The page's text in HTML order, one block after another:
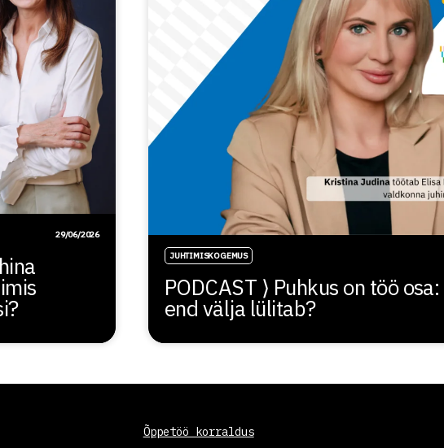
29/06/2026
JUHTIMISKOGEMUS
PODCAST ⟩ Puhkus on töö
end välja lülitab?
Õppetöö korraldus